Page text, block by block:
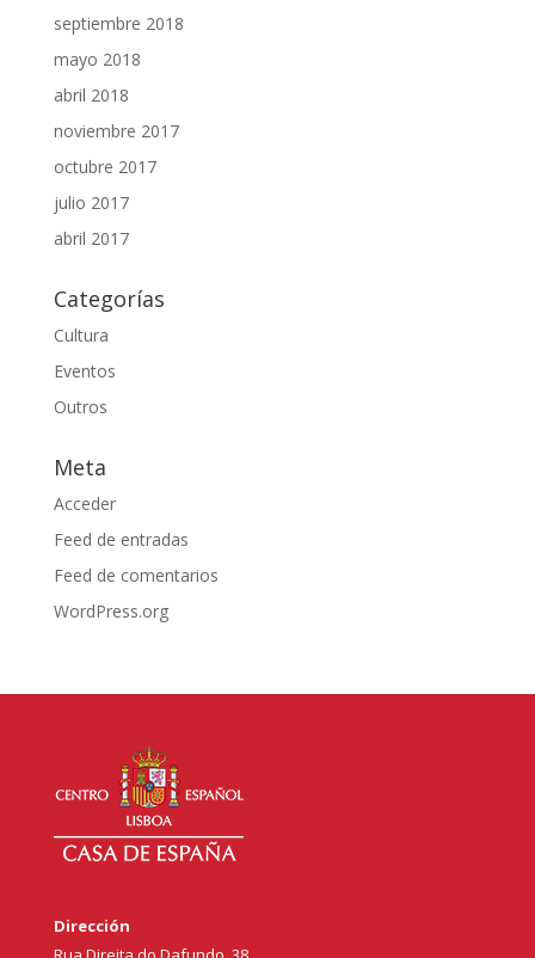
septiembre 2018
mayo 2018
abril 2018
noviembre 2017
octubre 2017
julio 2017
abril 2017
Categorías
Cultura
Eventos
Outros
Meta
Acceder
Feed de entradas
Feed de comentarios
WordPress.org
Dirección